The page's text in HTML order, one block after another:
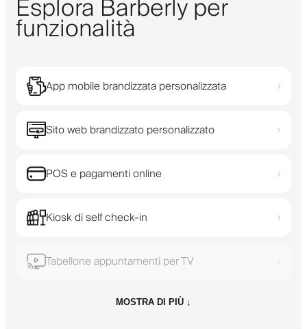
Esplora Barberly per
funzionalità
App mobile brandizzata personalizzata ›
Sito web brandizzato personalizzato ›
POS e pagamenti online ›
Kiosk di self check-in ›
Tabellone appuntamenti per TV ›
MOSTRA DI PIÙ ↓